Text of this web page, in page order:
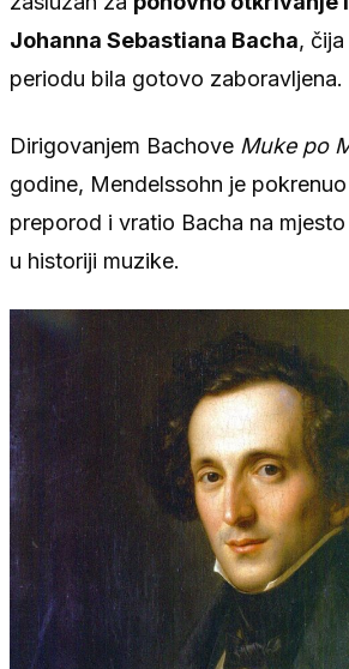
Johanna Sebastiana Bacha,
periodu bila gotovo zaboravljena.
Dirigovanjem Bachove Muke po
godine, Mendelssohn je
preporod i vratio Bacha na
u historiji muzike.